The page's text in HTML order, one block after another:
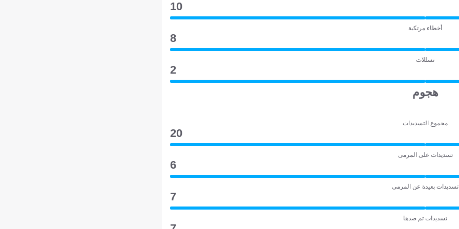
10
أخطاء مرتكبة
8
تسللات
2
هجوم
مجموع التسديدات
20
تسديدات على المرمى
6
تسديدات بعيدة عن المرمى
7
تسديدات تم صدها